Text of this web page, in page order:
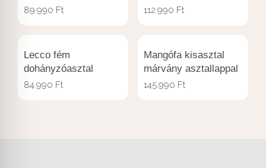
89.990 Ft 112.990 Ft
Lecco fém
dohányzóasztal
84.990 Ft
Mangófa kisasztal
márvány asztallappal
145.990 Ft